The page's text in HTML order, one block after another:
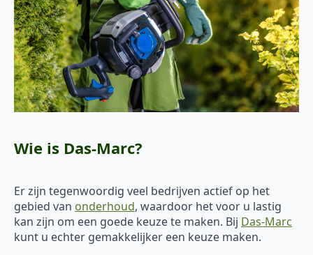
Wie is Das-Marc?
Er zijn tegenwoordig veel bedrijven actief op het
gebied van onderhoud, waardoor het voor u lastig
kan zijn om een goede keuze te maken. Bij Das-Marc
kunt u echter gemakkelijker een keuze maken.